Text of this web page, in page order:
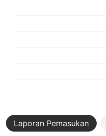
Laporan Pemasukan